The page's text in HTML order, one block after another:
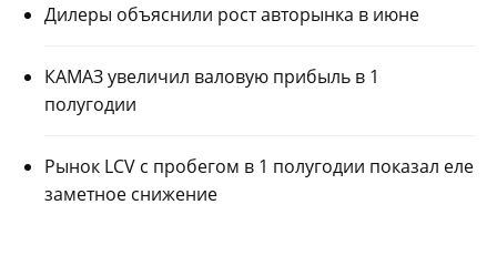
Дилеры объяснили рост авторынка в июне
КАМАЗ увеличил валовую прибыль в 1
полугодии
Рынок LCV с пробегом в 1 полугодии показал еле
заметное снижение